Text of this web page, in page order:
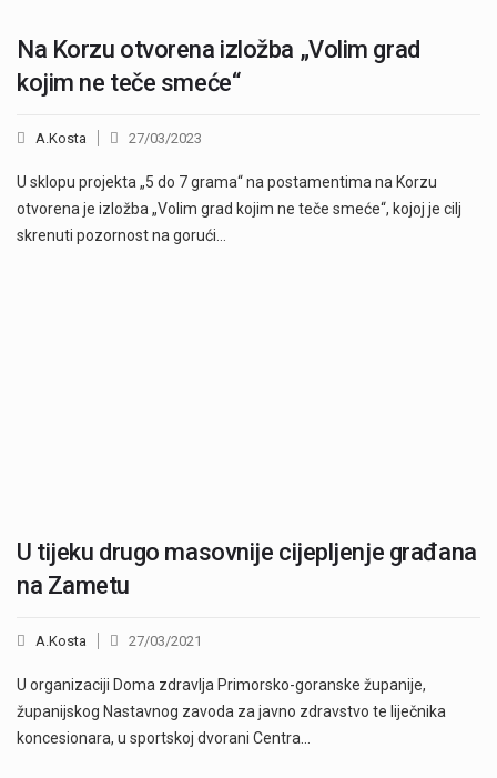
Na Korzu otvorena izložba „Volim grad
kojim ne teče smeće“
A.Kosta 27/03/2023
U sklopu projekta „5 do 7 grama“ na postamentima na Korzu
otvorena je izložba „Volim grad kojim ne teče smeće“, kojoj je cilj
skrenuti pozornost na gorući…
U tijeku drugo masovnije cijepljenje građana
na Zametu
A.Kosta 27/03/2021
U organizaciji Doma zdravlja Primorsko-goranske županije,
županijskog Nastavnog zavoda za javno zdravstvo te liječnika
koncesionara, u sportskoj dvorani Centra…